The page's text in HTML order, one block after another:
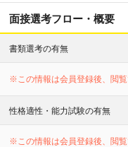
面接選考フロー・概要
書類選考の有無
※この情報は会員登録後、閲
性格適性・能力試験の有無
※この情報は会員登録後、閲